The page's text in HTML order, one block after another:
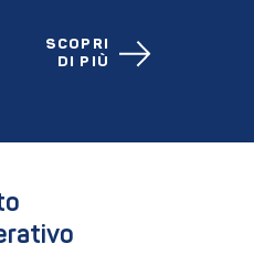
SCOPRI
DI PIÙ